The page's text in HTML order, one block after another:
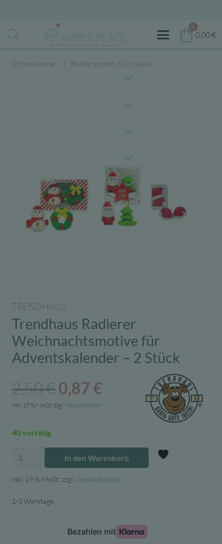
0
0,00€
Schreibwaren Radiergummi & Linieale
TRENDHAUS
Trendhaus Radierer
Weichnachtsmotive für
Adventskalender – 2 Stück
2,50€Ursprünglicher
Preis
2,50 €
0,87 € Aktueller
0,87 €.
inkl. 19 % MwSt. zzgl.Versandkosten
40 vorrätig
Trendhaus
Weichnachtsmotive
Adventskalender
In den Warenkorb
inkl. 19 % MwSt. zzgl. Versandkosten
1-3 Werktage